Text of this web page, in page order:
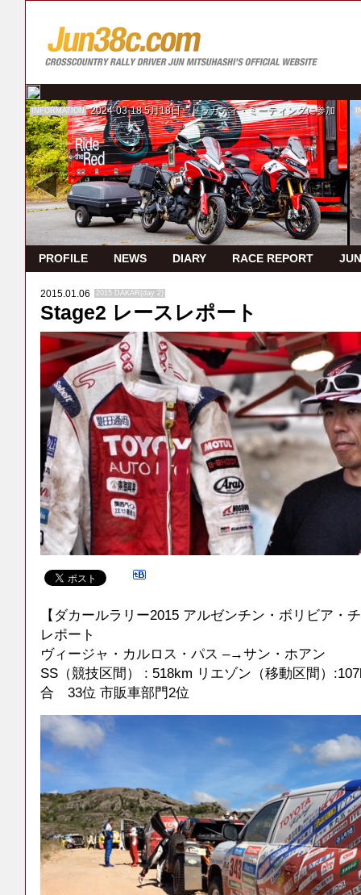
INFORMATION 2024-03-18 5月18日 ドゥカティ・ミーティングに参加
PROFILE NEWS DIARY RACE REPORT
2015.01.06 2015 DAKAR(day 2)
Stage2 レースレポート
【ダカールラリー2015 アルゼンチン・ボリビア・
レポート
ヴィージャ・カルロス・パス –→サン・ホアン
SS（競技区間） : 518km リエゾン（移動区間）
合 33位 市販車部門2位